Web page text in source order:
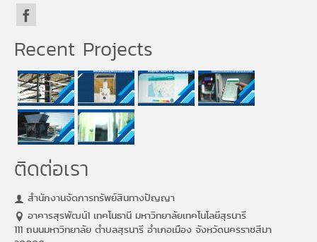
Recent Projects
ติดต่อเรา
สำนักงานจัดการทรัพย์สินทางปัญญา
อาคารสุรพัฒน์1 เทคโนธานี มหาวิทยาลัยเทคโนโลยีสุรนารี
111 ถนนมหาวิทยาลัย ตำบลสุรนารี อำเภอเมือง จังหวัดนครราชสีมา